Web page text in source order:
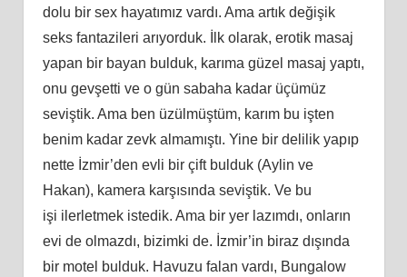
dolu bir sex hayatımız vardı. Ama artık değişik
seks fantazileri arıyorduk. İ
lkolarak, erotik masaj
yapan bir bayan bulduk, karıma güzel masaj yaptı,
onu gevşetti ve o gün sabaha kadar üçümüz
seviştik. Ama ben üzülmüştüm, karım bu işten
benim kadar zevk almamıştı. Yine bir delilik yapıp
nette İzmir’den evli bir çift bulduk (Aylin ve
Hakan), kamera karşısında seviştik. Ve bu
işi ilerletmekistedik. Ama bir yer lazımdı, onların
evi de olmazdı, bizimki de. İzmir’in biraz dışında
bir motel bulduk. Havuzu falan vardı, Bungalow